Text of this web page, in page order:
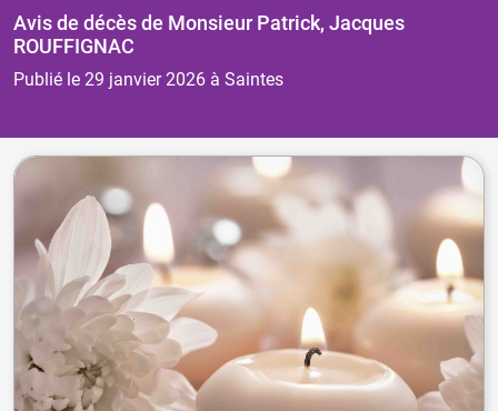
Avis de décès de Monsieur Patrick, Jacques
ROUFFIGNAC
Publié le 29 janvier 2026 à Saintes